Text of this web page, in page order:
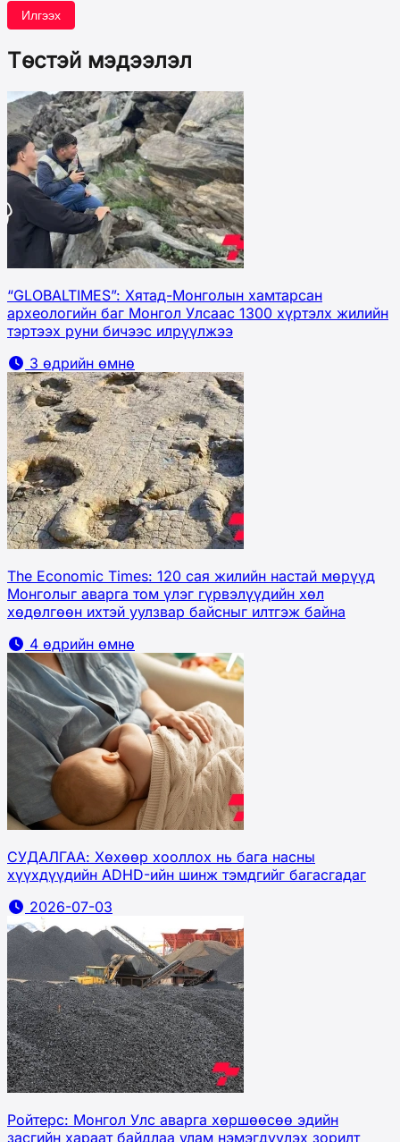
Илгээх
Төстэй мэдээлэл
“GLOBALTIMES”: Хятад-Монголын хамтарсан
археологийн баг Монгол Улсаас 1300 хүртэлх жилийн
тэртээх руни бичээс илрүүлжээ
3 өдрийн өмнө
The Economic Times: 120 сая жилийн настай мөрүүд
Монголыг аварга том үлэг гүрвэлүүдийн хөл
хөдөлгөөн ихтэй уулзвар байсныг илтгэж байна
4 өдрийн өмнө
СУДАЛГАА: Хөхөөр хооллох нь бага насны
хүүхдүүдийн ADHD-ийн шинж тэмдгийг багасгадаг
2026-07-03
Ройтерс: Монгол Улс аварга хөршөөсөө эдийн
засгийн хараат байдлаа улам нэмэгдүүлэх зорилт